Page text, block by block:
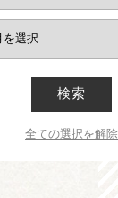
検索
全ての選択を解除